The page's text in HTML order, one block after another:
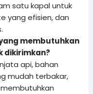
satu kapal untuk
yang efisien, dan
membutuhkan
dikirimkan?
api, bahan
mudah terbakar,